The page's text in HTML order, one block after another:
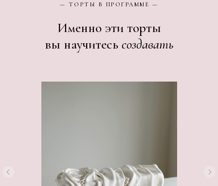
— ТОРТЫ В ПРОГРАММЕ —
Именно эти торты
вы научитесь создавать